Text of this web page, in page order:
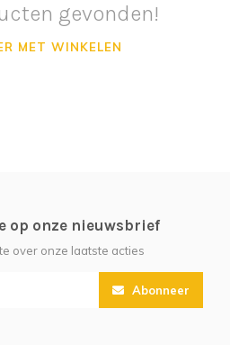
gevonden!
MET WINKELEN
op onze nieuwsbrief
over onze laatste acties
Abonneer